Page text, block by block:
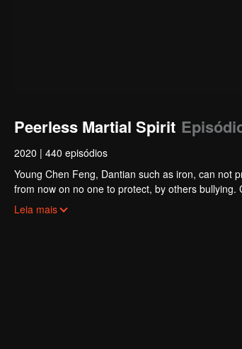
Peerless Martial Spirit
2020 | 440 episódios
Young Chen Feng, Dantian such as iron, can not
from now on no one to protect, by others
the master left the supreme dragon blood,
Leia mais